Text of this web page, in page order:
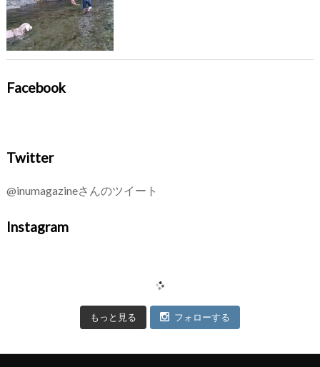
Facebook
Twitter
@inumagazineさんのツイート
Instagram
もっと見る フォローする